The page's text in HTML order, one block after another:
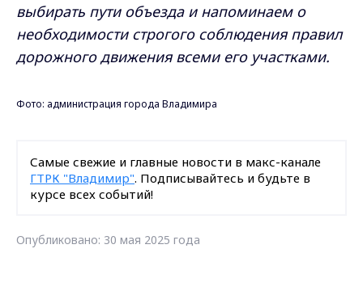
выбирать пути объезда и напоминаем о
необходимости строгого соблюдения правил
дорожного движения всеми его участками.
Фото: администрация города Владимира
Самые свежие и главные новости в макс-канале
ГТРК "Владимир". Подписывайтесь и будьте в
курсе всех событий!
Опубликовано: 30 мая 2025 года